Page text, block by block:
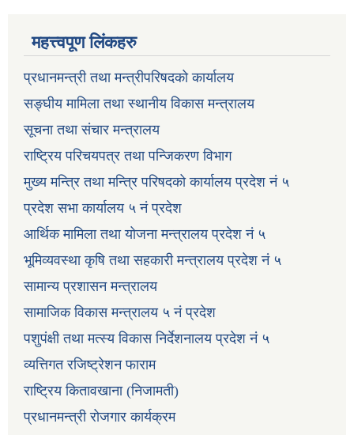
महत्त्वपूण लिंकहरु
प्रधानमन्त्री तथा मन्त्रीपरिषदको कार्यालय
सङ्घीय मामिला तथा स्थानीय विकास मन्त्रालय
सूचना तथा संचार मन्त्रालय
राष्ट्रिय परिचयपत्र तथा पन्जिकरण विभाग
मुख्य मन्त्रि तथा मन्त्रि परिषदको कार्यालय प्रदेश नं ५
प्रदेश सभा कार्यालय ५ नं प्रदेश
आर्थिक मामिला तथा योजना मन्त्रालय प्रदेश नं ५
भूमिव्यवस्था कृषि तथा सहकारी मन्त्रालय प्रदेश नं ५
सामान्य प्रशासन मन्त्रालय
सामाजिक विकास मन्त्रालय ५ नं प्रदेश
पशुपंक्षी तथा मत्स्य विकास निर्देशनालय प्रदेश नं ५
व्यत्तिगत रजिष्ट्रेशन फाराम
राष्ट्रिय कितावखाना (निजामती)
प्रधानमन्त्री रोजगार कार्यक्रम